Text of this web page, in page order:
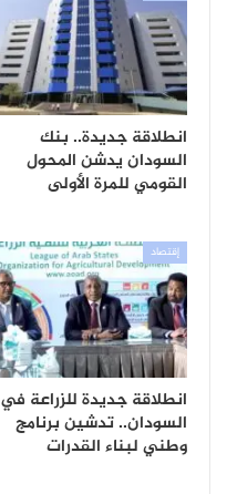
انطلاقة جديدة.. بنك
السودان يدشن المحول
القومي للمرة الأولى
إقتصاد
انطلاقة جديدة للزراعة في
السودان.. تدشين برنامج
وطني لبناء القدرات